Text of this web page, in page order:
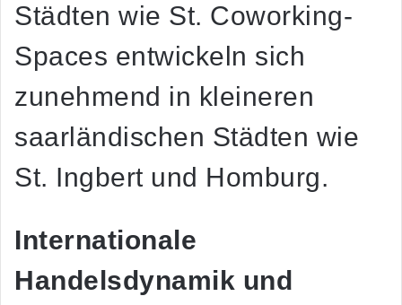
Städten wie St. Coworking-
Spaces entwickeln sich
zunehmend in kleineren
saarländischen Städten wie
St. Ingbert und Homburg.
Internationale
Handelsdynamik und